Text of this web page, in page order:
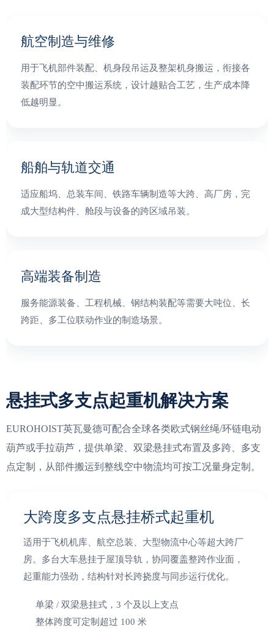
航空制造与维修
用于飞机部件装配、机身段吊运及整架机身搬运，衔接各
装配环节的空中搬运系统，设计越贴合工艺，生产成本降
低越明显。
船舶与轨道交通
适应船坞、总装车间、铁路车辆制造等大跨、高厂房，完
成大型结构件、舱段与设备的跨区域吊装。
高端装备制造
服务能源装备、工程机械、钢结构装配等需要大吨位、长
跨距、多工位联动作业的制造场景。
悬挂式多支点起重机解决方案
EUROHOIST英瓦曼德可配合全球各类欧式钢丝绳/环链电动
葫芦或手拉葫芦，提供单梁、双梁悬挂式布置及多跨、多支
点定制，从部件搬运到整线空中物流均可按工况量身定制。
大跨度多支点悬挂桥式起重机
适用于飞机机库、航空总装、大型物流中心等超大跨厂
房。多台大车悬挂于屋顶导轨，协同覆盖整跨作业面，
起重能力强劲，结构针对长跨挠度与同步运行优化。
单梁 / 双梁悬挂式，3 个及以上支点
整体跨度可定制超过 100 米